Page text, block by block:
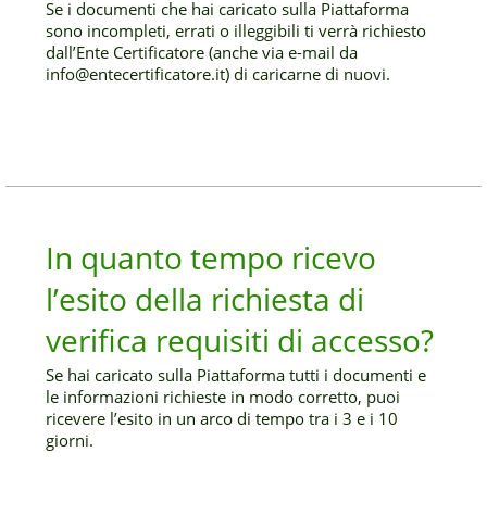
Se i documenti che hai caricato sulla Piattaforma
sono incompleti, errati o illeggibili ti verrà richiesto
dall’Ente Certificatore (anche via e-mail da
info@entecertificatore.it) di caricarne di nuovi.
In quanto tempo ricevo
l’esito della richiesta di
verifica requisiti di accesso?
Se hai caricato sulla Piattaforma tutti i documenti e
le informazioni richieste in modo corretto, puoi
ricevere l’esito in un arco di tempo tra i 3 e i 10
giorni.